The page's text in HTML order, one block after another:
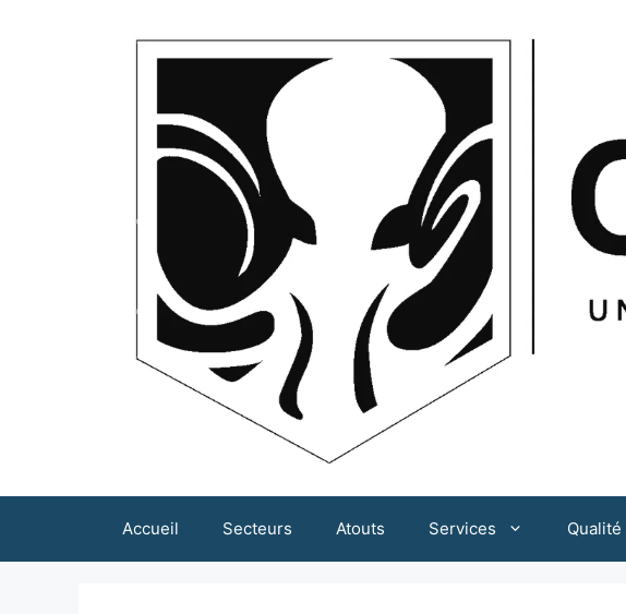
Accueil Secteurs Atouts Services